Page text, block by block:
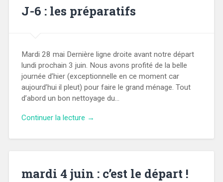
J-6 : les préparatifs
Mardi 28 mai Dernière ligne droite avant notre départ
lundi prochain 3 juin. Nous avons profité de la belle
journée d’hier (exceptionnelle en ce moment car
aujourd’hui il pleut) pour faire le grand ménage. Tout
d’abord un bon nettoyage du…
Continuer la lecture →
mardi 4 juin : c’est le départ !